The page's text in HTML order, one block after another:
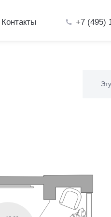
Контакты +7 (495)